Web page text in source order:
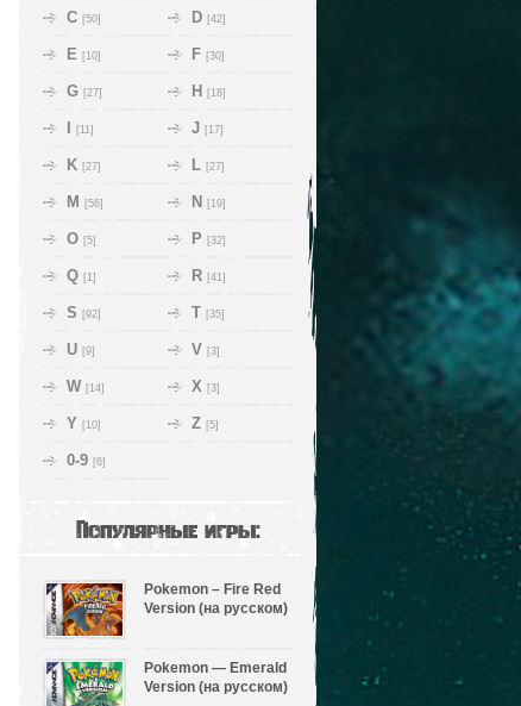
C [50] D [42]
E [10] F [30]
G [27] H [18]
[11] J [17]
K [27] L [27]
M [56] N [19]
O [5] P [32]
Q [1] R [41]
S [92] T [35]
U [9] V [3]
W [14] X [3]
Y [10] Z [5]
0-9 [6]
Популярные игры:
Pokemon – Fire Red
Version (на русском)
Pokemon — Emerald
Version (на русском)